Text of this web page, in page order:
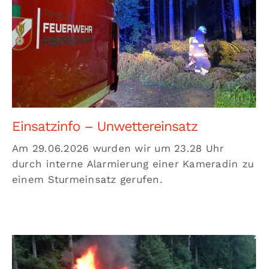
Einsatzinfo – Unwettereinsatz
Am 29.06.2026 wurden wir um 23.28 Uhr
durch interne Alarmierung einer Kameradin zu
einem Sturmeinsatz gerufen.